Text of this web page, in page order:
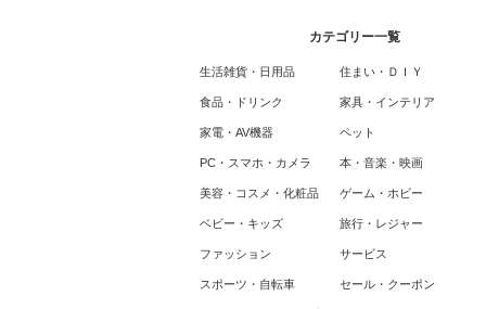
カテゴリー一覧
生活雑貨・日用品
食品・ドリンク
家電・AV機器
PC・スマホ・カメラ
美容・コスメ・化粧品
ベビー・キッズ
ファッション
スポーツ・自転車
住まい・ＤＩＹ
家具・インテリア
ペット
本・音楽・映画
ゲーム・ホビー
旅行・レジャー
サービス
セール・クーポン